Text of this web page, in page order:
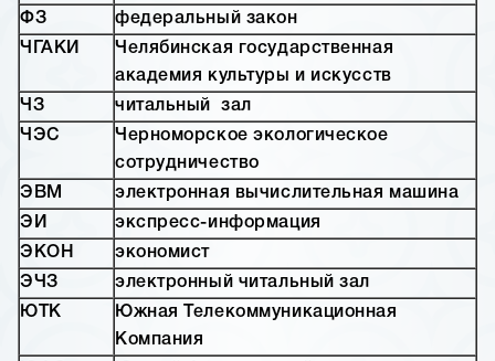
ФЗ
федеральный закон
ЧГАКИ
Челябинская государственная
академия культуры и искусств
ЧЗ
читальный зал
ЧЭС
Черноморское экологическое
сотрудничество
ЭВМ
электронная вычислительная машина
ЭИ
экспресс-информация
ЭКОН
экономист
ЭЧЗ
электронный читальный зал
ЮТК
Южная Телекоммуникационная
Компания